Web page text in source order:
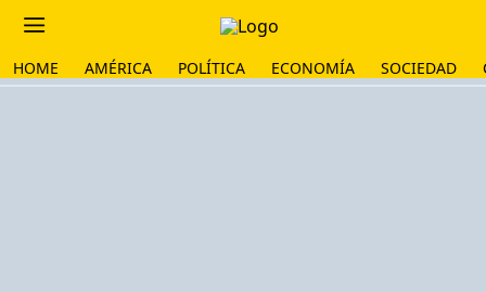
HOME AMÉRICA POLÍTICA ECONOMÍA SOCIEDAD